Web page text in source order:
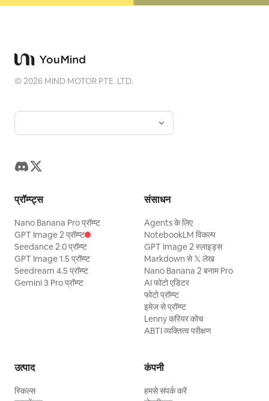
©2026 MIND MOTOR PTE. LTD.
प्रॉम्प्ट्स
Nano Banana Pro प्रॉम्प्ट
GPT Image 2 प्रॉम्प्ट
Seedance 2.0 प्रॉम्प्ट
GPT Image 1.5 प्रॉम्प्ट
Seedream 4.5 प्रॉम्प्ट
Gemini 3 Pro प्रॉम्प्ट
संसाधन
Agents के लिए
NotebookLM विकल्प
GPT Image 2 स्लाइड्स
Markdown से 𝕏 लेख
Nano Banana 2 बनाम Pro
AI फोटो एडिटर
फोटो प्रॉम्प्ट
इमेज से प्रॉम्प्ट
Lenny करियर कोच
ABTI व्यक्तित्व परीक्षण
उत्पाद
स्किल्स
कंपनी
हमसे संपर्क करें